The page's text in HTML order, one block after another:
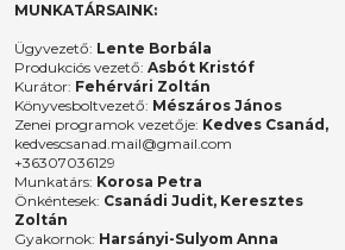
MUNKATÁRSAINK:
Ügyvezető: Lente Borbála
Produkciós vezető: Asbót Kristóf
Kurátor: Fehérvári Zoltán
Könyvesboltvezető: Mészáros János
Zenei programok vezetője: Kedves Csanád,
kedvescsanad.mail@gmail.com
+36307036129
Munkatárs: Korosa Petra
Önkéntesek: Csanádi Judit, Keresztes
Zoltán
Gyakornok: Harsányi-Sulyom Anna